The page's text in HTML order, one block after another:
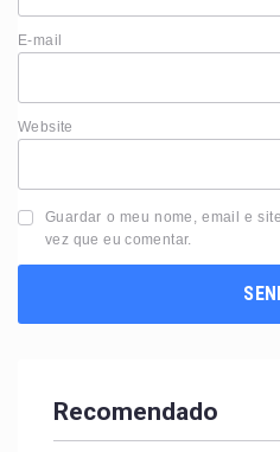
E-
Website
Guardar o meu nome, email e
vez que eu comentar.
Recomendado